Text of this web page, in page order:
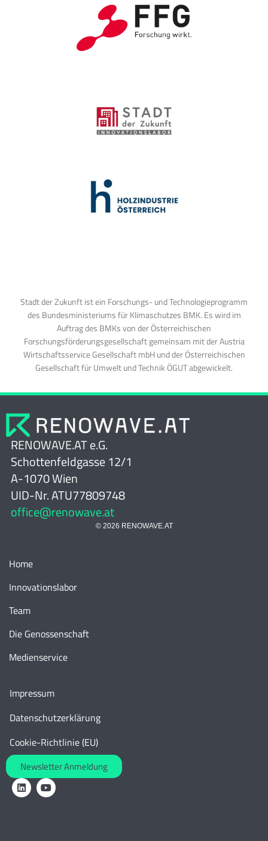
Stadt der Zukunft ist ein Forschungs- und Technologieprogramm
des Bundesministeriums für Klimaschutzes BMK. Es wird im
Auftrag des BMKs von der Österreichischen
Forschungsförderungsgesellschaft gemeinsam mit der Austria
Wirtschaftsservice Gesellschaft mbH und der Österreichischen
Gesellschaft für Umwelt und Technik ÖGUT abgewickelt.
RENOWAVE.AT e.G.
Schottenfeldgasse 12/1
A-1070 Wien
UID-Nr. ATU77809748
office@renowave.at
© 2026 RENOWAVE.AT
Home
Innovationslabor
Team
Die Genossenschaft
Medienservice
Impressum
Datenschutzerklärung
Cookie-Richtlinie (EU)
Newsletter Anmeldung